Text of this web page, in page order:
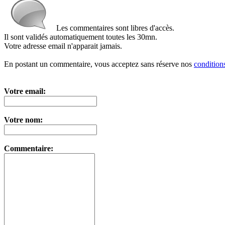
Les commentaires sont libres d'accès.
Il sont validés automatiquement toutes les 30mn.
Votre adresse email n'apparait jamais.
En postant un commentaire, vous acceptez sans réserve nos
Votre email:
Votre nom:
Commentaire: